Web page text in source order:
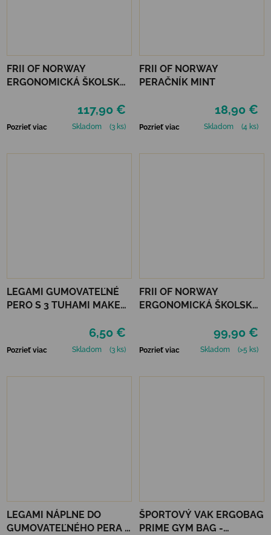
FRII OF NORWAY
ERGONOMICKÁ ŠKOLSKÁ
MERMAID LIGHT BLUE
117,90 €
Pozrieť viac Skladom (3 ks)
FRII OF NORWAY
PERAČNÍK MINT
18,90 €
Pozrieť viac Skladom (4 ks)
LEGAMI GUMOVATEĽNÉ
PERO S 3 TUHAMI MAKE
6,50 €
Pozrieť viac Skladom (3 ks)
FRII OF NORWAY
ERGONOMICKÁ ŠKOLSKÁ
MERMAID LIGHT BLUE
99,90 €
Pozrieť viac Skladom (>5 ks)
LEGAMI NÁPLNE DO
GUMOVATEĽNÉHO PERA 3
ŠPORTOVÝ VAK ERGOBAG
PRIME GYM BAG -